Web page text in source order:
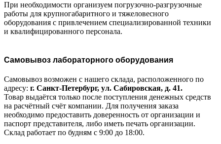
При необходимости организуем погрузочно-разгрузочные
работы для крупногабаритного и тяжеловесного
оборудования с привлечением специализированной техники
и квалифицированного персонала.
Самовывоз лабораторного оборудования
Самовывоз возможен с нашего склада, расположенного по
адресу: г. Санкт-Петербург, ул. Сабировская, д. 41.
Товар выдаётся только после поступления денежных средств
на расчётный счёт компании. Для получения заказа
необходимо предоставить доверенность от организации и
паспорт представителя, либо иметь печать организации.
Склад работает по будням с 9:00 до 18:00.